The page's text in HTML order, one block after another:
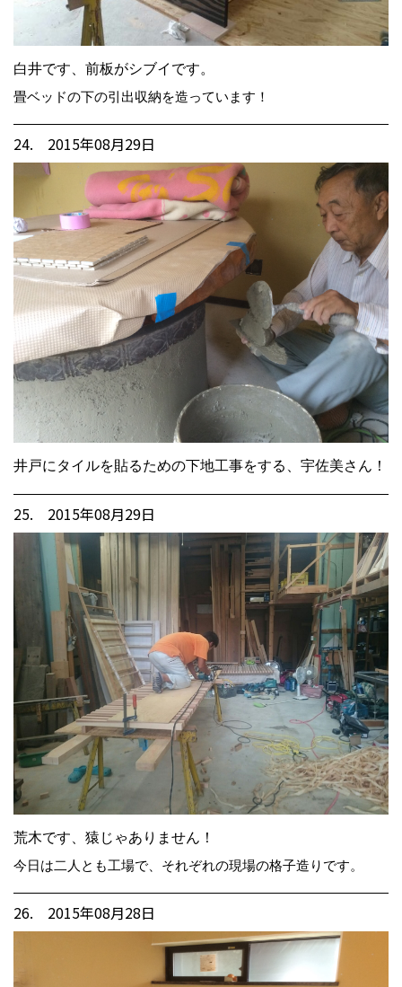
白井です、前板がシブイです。
畳ベッドの下の引出収納を造っています！
24. 2015年08月29日
井戸にタイルを貼るための下地工事をする、宇佐美さん！
25. 2015年08月29日
荒木です、猿じゃありません！
今日は二人とも工場で、それぞれの現場の格子造りです。
26. 2015年08月28日